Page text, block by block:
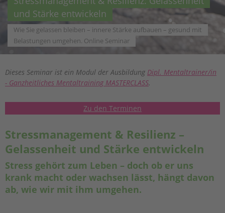
und Stärke entwickeln
Wie Sie gelassen bleiben – innere Stärke aufbauen – gesund mit
Belastungen umgehen. Online Seminar
Dieses Seminar ist ein Modul der Ausbildung Dipl. Mentaltrainer/in
- Ganzheitliches Mentaltraining MASTERCLASS.
Zu den Terminen
Stressmanagement & Resilienz –
Gelassenheit und Stärke entwickeln
Stress gehört zum Leben – doch ob er uns
krank macht oder wachsen lässt, hängt davon
ab, wie wir mit ihm umgehen.